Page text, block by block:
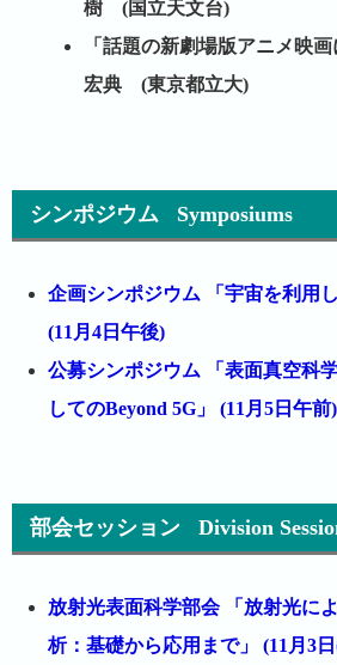
樹 (国立天文台)
「話題の新劇場版アニメ映
宏典 (東京都立大)
シンポジウム Symposiums
企画シンポジウム 「宇宙を利用
(11月4日午後)
公募シンポジウム 「表面真空科
してのBeyond 5G」 (11月5日午前)
部会セッション Division
放射光表面科学部会 「放射光に
析：基礎から応用まで」 (11月3